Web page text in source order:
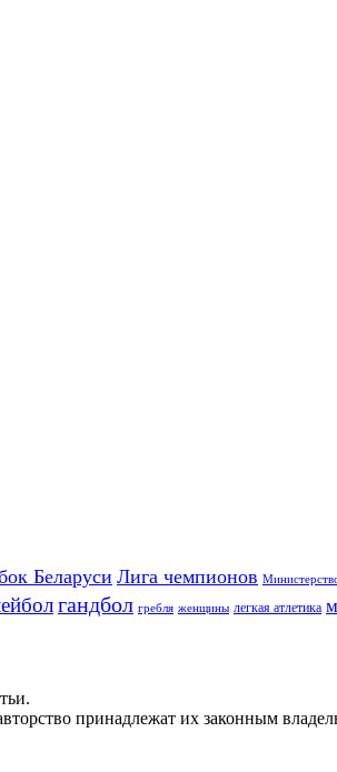
Беларуси Лига чемпионов
гандбол гребля женщины легкая атлетика
принадлежат их законным